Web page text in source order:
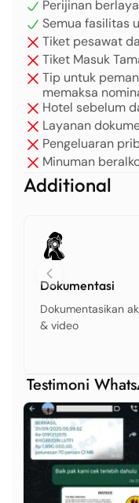
Perijinan
Semua fasilitas
Tiket pesawat
Tiket Masuk
Tip untuk
memaksa
Hotel sebelum
Layanan
Pengeluaran
Minuman
Additional
Dokumentasi
Dokumentasikan
& video
Testimoni